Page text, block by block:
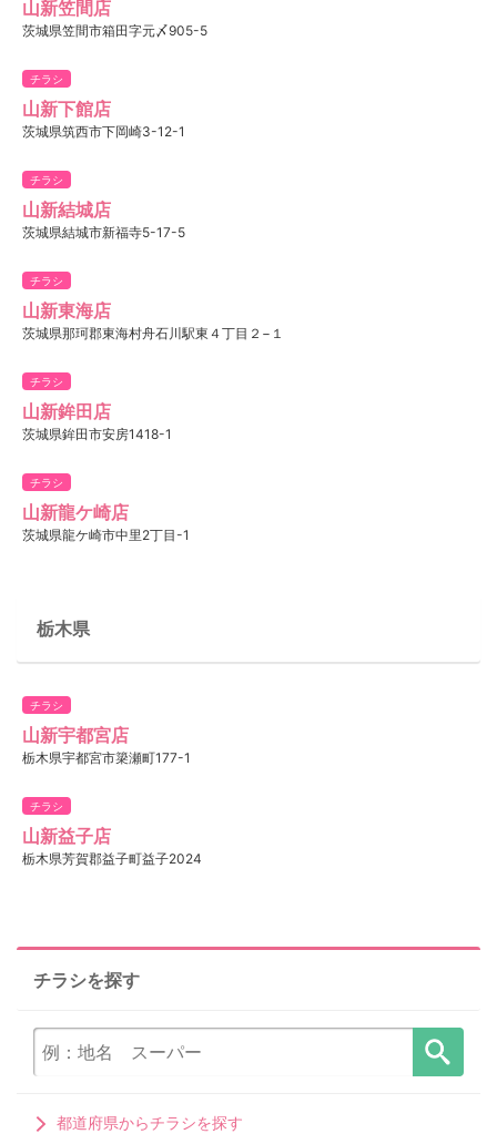
山新笠間店
茨城県笠間市箱田字元〆905-5
チラシ
山新下館店
茨城県筑西市下岡崎3-12-1
チラシ
山新結城店
茨城県結城市新福寺5-17-5
チラシ
山新東海店
茨城県那珂郡東海村舟石川駅東４丁目２−１
チラシ
山新鉾田店
茨城県鉾田市安房1418-1
チラシ
山新龍ケ崎店
茨城県龍ケ崎市中里2丁目-1
栃木県
チラシ
山新宇都宮店
栃木県宇都宮市簗瀬町177-1
チラシ
山新益子店
栃木県芳賀郡益子町益子2024
チラシを探す
都道府県からチラシを探す